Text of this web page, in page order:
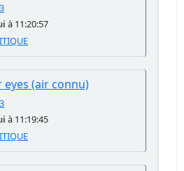
à 11:20:57
eyes (air connu)
à 11:19:45